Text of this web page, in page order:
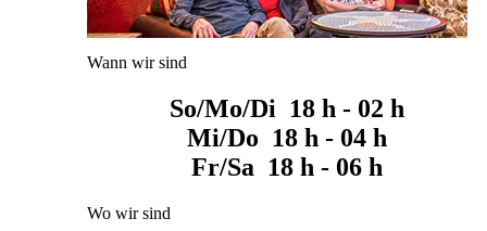
Wann wir sind
So/Mo/Di 18 h - 02 h
Mi/Do 18 h - 04 h
Fr/Sa 18 h - 06 h
Wo wir sind